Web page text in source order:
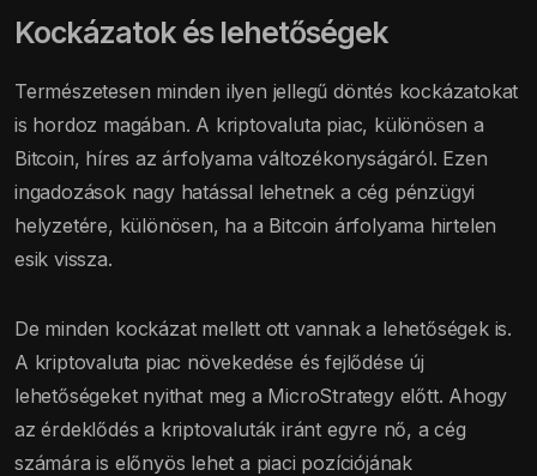
Kockázatok és lehetőségek
Természetesen minden ilyen jellegű döntés kockázatokat
is hordoz magában. A kriptovaluta piac, különösen a
Bitcoin, híres az árfolyama változékonyságáról. Ezen
ingadozások nagy hatással lehetnek a cég pénzügyi
helyzetére, különösen, ha a Bitcoin árfolyama hirtelen
esik vissza.
De minden kockázat mellett ott vannak a lehetőségek is.
A kriptovaluta piac növekedése és fejlődése új
lehetőségeket nyithat meg a MicroStrategy előtt. Ahogy
az érdeklődés a kriptovaluták iránt egyre nő, a cég
számára is előnyös lehet a piaci pozíciójának